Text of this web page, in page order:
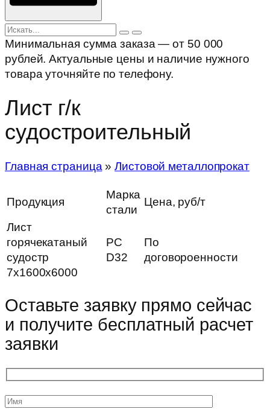
Минимальная сумма заказа — от 50 000
рублей. Актуальные цены и наличие нужного
товара уточняйте по телефону.
Лист г/к
судостроительный
Главная страница»Листовой металлопрокат
Продукция
Марка
стали
Цена, руб/т
Лист
горячекатаный
судостр
7х1600х6000
РС
D32
По
договороенности
Оставьте заявку прямо сейчас
и получите бесплатный расчет
заявки